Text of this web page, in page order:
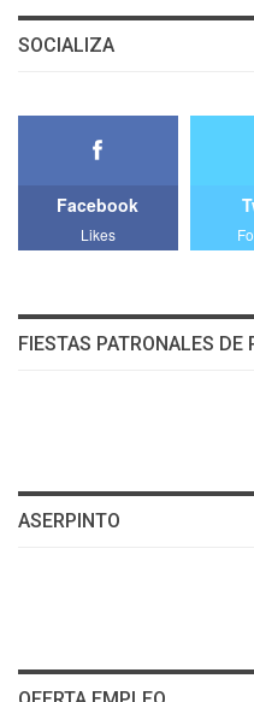
SOCIALIZA
Facebook
Likes
FIESTAS PATRONALES DE
ASERPINTO